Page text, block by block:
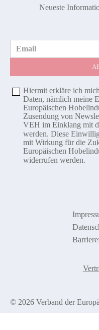
Neueste
Email
Hiermit erkläre ich
Daten, nämlich meine
Europäischen
Zusendung von
VEH im Einklang mit
werden. Diese
mit Wirkung für die
Europäischen
widerrufen werden.
© 2026 Verband der